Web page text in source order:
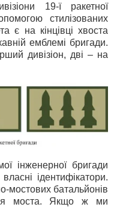
19-ї ракетної
стилізованих
є на кінцівці хвоста
емблемі бригади.
дивізіон, дві – на
інженерної бригади
ідентифікатори.
мостових батальйонів
моста. Якщо ж ми